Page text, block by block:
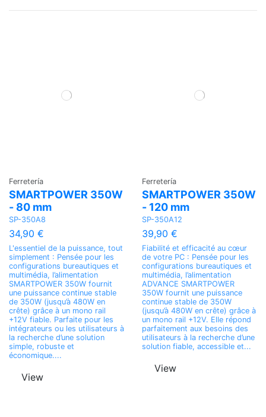
Ferretería
SMARTPOWER 350W
- 80 mm
SP-350A8
34,90 €
L'essentiel de la puissance, tout
simplement : Pensée pour les
configurations bureautiques et
multimédia, l’alimentation
SMARTPOWER 350W fournit
une puissance continue stable
de 350W (jusqu’à 480W en
crête) grâce à un mono rail
+12V fiable. Parfaite pour les
intégrateurs ou les utilisateurs à
la recherche d’une solution
simple, robuste et
économique....
View
Ferretería
SMARTPOWER 350W
- 120 mm
SP-350A12
39,90 €
Fiabilité et efficacité au cœur
de votre PC : Pensée pour les
configurations bureautiques et
multimédia, l’alimentation
ADVANCE SMARTPOWER
350W fournit une puissance
continue stable de 350W
(jusqu’à 480W en crête) grâce à
un mono rail +12V. Elle répond
parfaitement aux besoins des
utilisateurs à la recherche d’une
solution fiable, accessible et...
View